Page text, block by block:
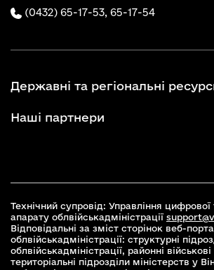
(0432) 65-17-53, 65-17-54
Державні та регіональні
Наші партнери
Технічний супровід: Управління
апарату облвійськадміністрації
Відповідальні за зміст сторінок веб-
облвійськадміністрації: структурні
облвійськадміністрації, районні військові
територіальні підрозділи міністерств у